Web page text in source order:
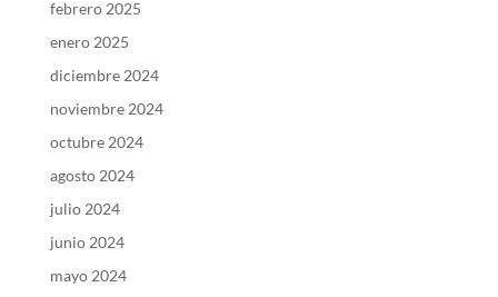
febrero 2025
enero 2025
diciembre 2024
noviembre 2024
octubre 2024
agosto 2024
julio 2024
junio 2024
mayo 2024